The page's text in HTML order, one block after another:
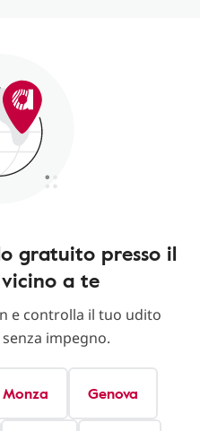
gratuito presso il
a te
e controlla il tuo udito
impegno.
Monza Genova